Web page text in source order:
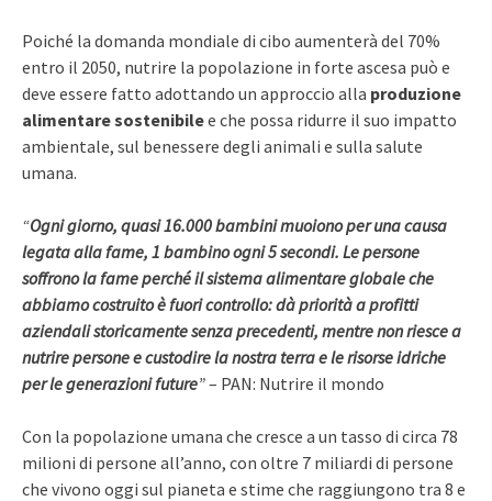
Poiché la domanda mondiale di cibo aumenterà del 70%
entro il 2050, nutrire la popolazione in forte ascesa può e
deve essere fatto adottando un approccio alla produzione
alimentare sostenibilee che possa ridurre il suo impatto
ambientale, sul benessere degli animali e sulla salute
umana.
“Ogni giorno, quasi 16.000 bambini muoiono per una causa
legata alla fame, 1 bambino ogni 5 secondi. Le persone
soffrono la fame perché il sistema alimentare globale che
abbiamo costruito è fuori controllo: dà priorità a profitti
aziendali storicamente senza precedenti, mentre non riesce a
nutrire persone e custodire la nostra terra e le risorse idriche
per le generazioni future”– PAN: Nutrire il mondo
Con la popolazione umana che cresce a un tasso di circa 78
milioni di persone all’anno, con oltre 7 miliardi di persone
che vivono oggi sul pianeta e stime che raggiungono tra 8 e